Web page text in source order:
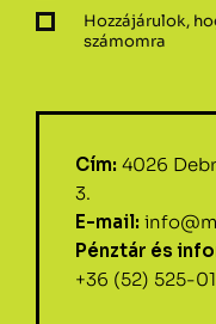
Hozzájárulok,
számomra
Cím: 4026
3.
E-mail:
Pénztár és
+36 (52) 525-